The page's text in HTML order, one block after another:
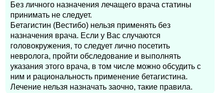
Без личного назначения лечащего врача статины
принимать не следует.
Бетагистин (Вестибо) нельзя применять без
назначения врача. Если у Вас случаются
головокружения, то следует лично посетить
невролога, пройти обследование и выполнять
указания этого врача, в том числе можно обсудить с
ним и рациональность применение бетагистина.
Лечение нельзя назначать заочно, такие правила.